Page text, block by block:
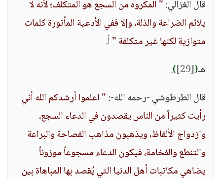
قال الغزالي:" المكروه من السجع هو المتكلف؛ لأنه لا
يلائم الضراعة والذلة، وإلا ففي الأدعية المأثورة كلمات
متوازية لكنها غير متكلفة "أ.
هـ(
[29]
)
.
قال الطرطوشي -رحمه الله-:" اعلموا أرشدكم الله أني
رأيت كثيراً من الناس يقصدون في الدعاء السجع،
وازدواج الألفاظ، ويذهبون مذاهب الفصاحة والبراعة
والتنطع والفخامة، فيكون الدعاء مسجوعاً موزوناً
يضاهي مكاتبات أهل الدنيا التي يُقصد بها المباهاة بين